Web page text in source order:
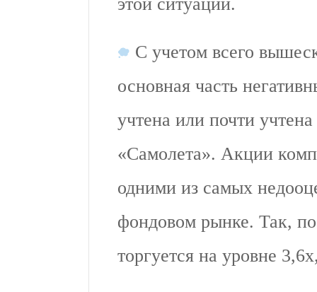
С учетом всего
основная часть
учтена или почти
«Самолета». Акции
одними из самых
фондовом рынке. Так,
торгуется на уровне